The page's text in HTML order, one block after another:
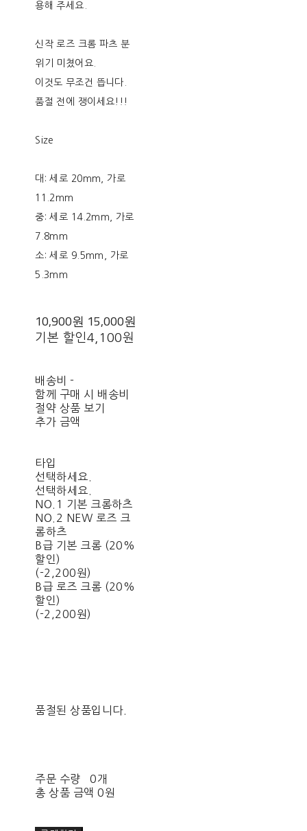
용해 주세요.
신작 로즈 크롬 파츠 분
위기 미쳤어요.
이것도 무조건 뜹니다.
품절 전에 쟁이세요!!!
Size
대: 세로 20mm, 가로
11.2mm
중: 세로 14.2mm, 가로
7.8mm
소: 세로 9.5mm, 가로
5.3mm
10,900원 15,000원
기본 할인4,100원
배송비 -
함께 구매 시 배송비
절약 상품 보기
추가 금액
타입
선택하세요.
선택하세요.
NO.1 기본 크롬하츠
NO.2 NEW 로즈 크
롬하츠
B급 기본 크롬 (20%
할인)
(-2,200원)
B급 로즈 크롬 (20%
할인)
(-2,200원)
품절된 상품입니다.
주문 수량
0개
총 상품 금액 0원